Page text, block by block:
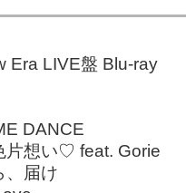
Era LIVE盤 Blu-ray
DANCE
想い♡ feat. Gorie
、届け